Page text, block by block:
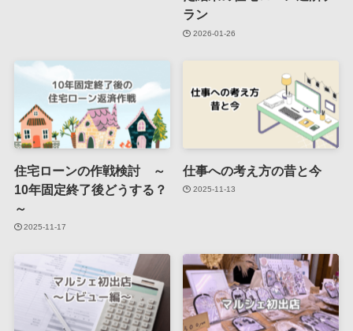
ラン
2026-01-26
住宅ローンの作戦検討 ～
10年固定終了後どうする？
～
2025-11-17
仕事への考え方の昔と今
2025-11-13